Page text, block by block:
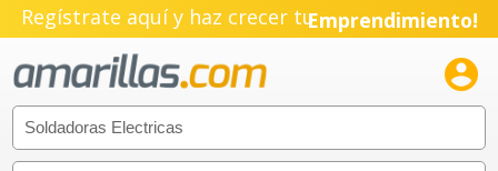
Regístrate aquí y haz crecer tuEmprendimiento!
